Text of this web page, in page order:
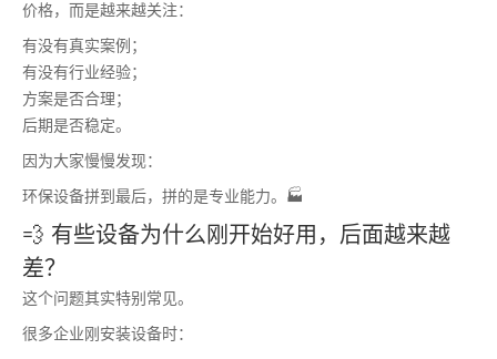
价格，而是越来越关注：
有没有真实案例；
有没有行业经验；
方案是否合理；
后期是否稳定。
因为大家慢慢发现：
环保设备拼到最后，拼的是专业能力。🏭
💨 有些设备为什么刚开始好用，后面越来越
差？
这个问题其实特别常见。
很多企业刚安装设备时：